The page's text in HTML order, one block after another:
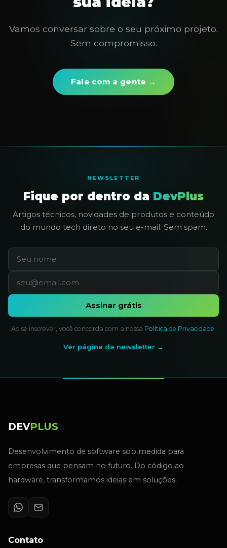
Vamos conversar sobre o seu próximo projeto.
Sem compromisso.
Fale com a gente →
NEWSLETTER
Fique por dentro da DevPlus
Artigos técnicos, novidades de produtos e conteúdo
do mundo tech direto no seu e-mail. Sem spam.
Assinar grátis
Ao se inscrever, você concorda com a nossa Política de Privacidade
Ver página da newsletter →
DEVPLUS
Desenvolvimento de software sob medida para
empresas que pensam no futuro. Do código ao
hardware, transformamos ideias em soluções.
Contato